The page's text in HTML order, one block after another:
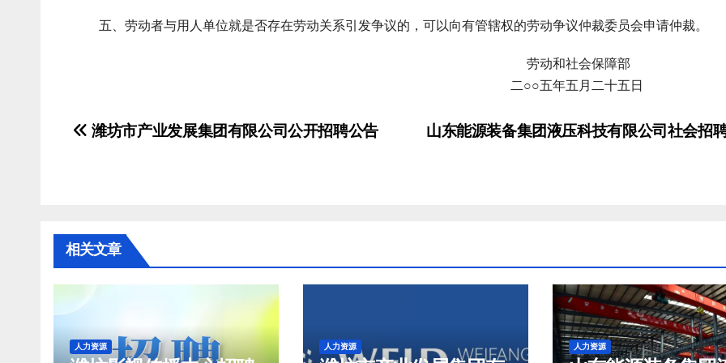
五、劳动者与用人单位就是否存在劳动关系引发争议的，可以向有管辖权的劳动争议仲裁委员会申请仲裁。
劳动和社会保障部
二○○五年五月二十五日
文
航
山东能源装备集团液压科技有限公司社会招
潍坊市产业发展集团有限公司公开招聘公告
相关文章
人力资源 人力资源 人力资源